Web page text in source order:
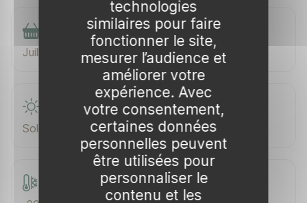
Juillet
Exposition
Soleil
technologies
similaires pour faire
fonctionner le site,
mesurer l’audience et
améliorer votre
expérience. Avec
votre consentement,
certaines données
personnelles peuvent
être utilisées pour
personnaliser le
contenu et les